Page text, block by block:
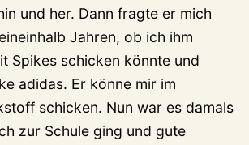
und her. Dann fragte er mich
Jahren, ob ich ihm
Spikes schicken könnte und
adidas. Er könne mir im
schicken. Nun war es damals
zur Schule ging und gute